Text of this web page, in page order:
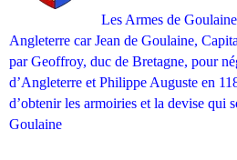
Les Armes de
Angleterre car Jean de Goulaine,
par Geoffroy, duc de Bretagne, pour
d’Angleterre et Philippe Auguste en
d’obtenir les armoiries et la devise qui
Goulaine